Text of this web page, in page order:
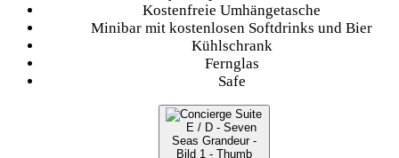
Kostenfreie Umhängetasche
Minibar mit kostenlosen Softdrinks und Bier
Kühlschrank
Fernglas
Safe